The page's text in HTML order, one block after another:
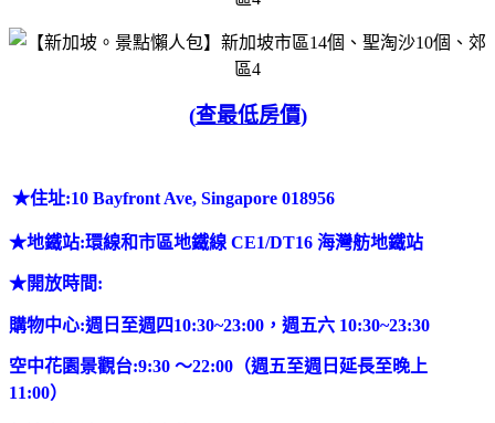
(查最低房價)
★住址:10 Bayfront Ave, Singapore 018956
★地鐵站:環線和市區地鐵線 CE1/DT16 海灣舫地鐵站
★開放時間:
購物中心:週日至週四10:30~23:00，週五六 10:30~23:30
空中花園景觀台:9:30 ～22:00（週五至週日延長至晚上
11:00）